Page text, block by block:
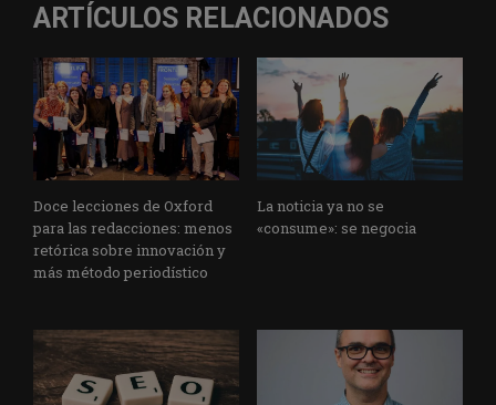
ARTÍCULOS RELACIONADOS
Doce lecciones de Oxford
para las redacciones: menos
retórica sobre innovación y
más método periodístico
La noticia ya no se
«consume»: se negocia